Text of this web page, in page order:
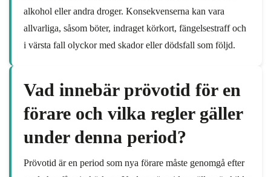
alkohol eller andra droger. Konsekvenserna kan vara
allvarliga, såsom böter, indraget körkort, fängelsestraff och
i värsta fall olyckor med skador eller dödsfall som följd.
Vad innebär prövotid för en
förare och vilka regler gäller
under denna period?
Prövotid är en period som nya förare måste genomgå efter